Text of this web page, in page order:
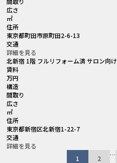
広さ
㎡
住所
東京都町田市原町田2-6-13
交通
詳細を見る
北新宿 1階 フルリフォーム済 サロン向け
賃料
万円
構造
間取り
広さ
㎡
住所
東京都新宿区北新宿1-22-7
交通
詳細を見る
1
2 …